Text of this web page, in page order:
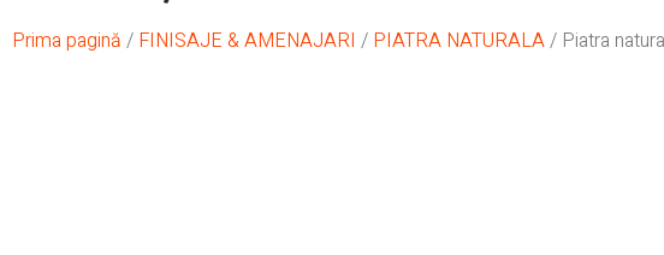
Prima pagină / FINISAJE & AMENAJARI / PIATRA NATURALA/ Piatra